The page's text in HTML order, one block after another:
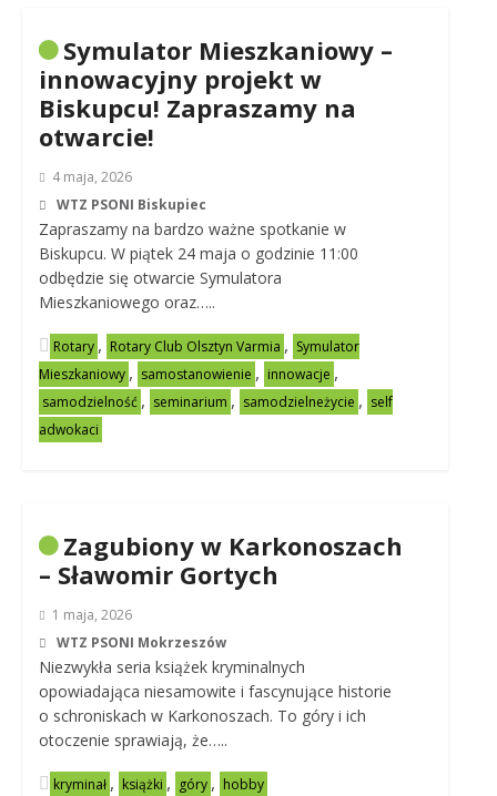
Symulator Mieszkaniowy –
innowacyjny projekt w
Biskupcu! Zapraszamy na
otwarcie!
4 maja, 2026
WTZ PSONI Biskupiec
Zapraszamy na bardzo ważne spotkanie w
Biskupcu. W piątek 24 maja o godzinie 11:00
odbędzie się otwarcie Symulatora
Mieszkaniowego oraz…..
Rotary , Rotary Club Olsztyn Varmia , Symulator
Mieszkaniowy , samostanowienie , innowacje ,
samodzielność , seminarium , samodzielneżycie , self
adwokaci
Zagubiony w Karkonoszach
– Sławomir Gortych
1 maja, 2026
WTZ PSONI Mokrzeszów
Niezwykła seria książek kryminalnych
opowiadająca niesamowite i fascynujące historie
o schroniskach w Karkonoszach. To góry i ich
otoczenie sprawiają, że…..
kryminał , książki , góry , hobby